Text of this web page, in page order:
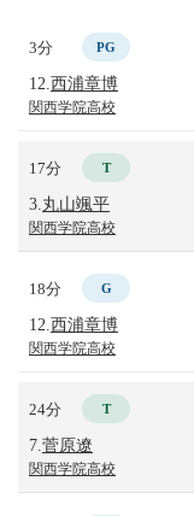
3分 PG
12. 西浦章博
関西学院高校
17分 T
3. 丸山颯平
関西学院高校
18分 G
12. 西浦章博
関西学院高校
24分 T
7. 菅原遼
関西学院高校